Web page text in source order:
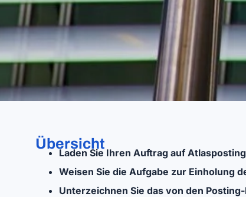
Übersicht
Laden Sie Ihren Auftrag auf
Weisen Sie die Aufgabe zur Einholung
Unterzeichnen Sie das von den